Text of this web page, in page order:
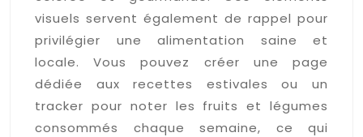
visuels servent également de rappel pour
privilégier une alimentation saine et
locale. Vous pouvez créer une page
dédiée aux recettes estivales ou un
tracker pour noter les fruits et légumes
consommés chaque semaine, ce qui